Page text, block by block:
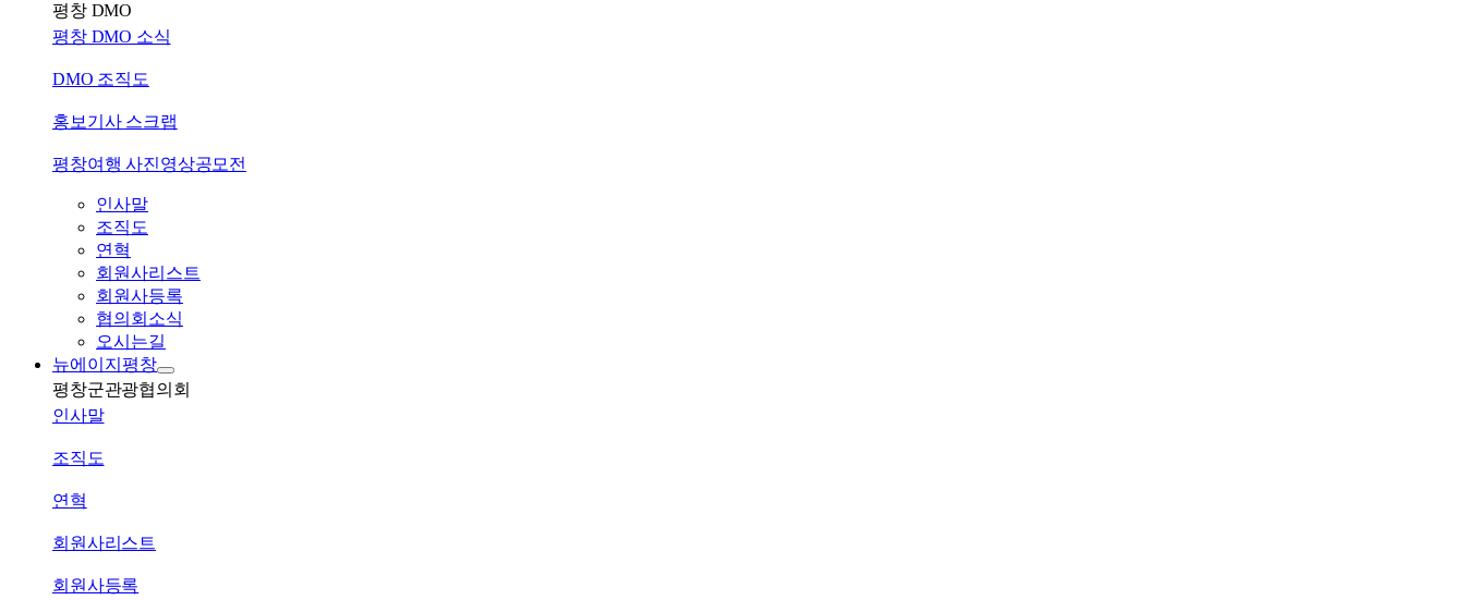
평창 DMO
평창 DMO 소식
DMO 조직도
홍보기사 스크랩
평창여행 사진영상공모전
인사말
조직도
연혁
회원사리스트
회원사등록
협의회소식
오시는길
뉴에이지평창
평창군관광협의회
인사말
조직도
연혁
회원사리스트
회원사등록